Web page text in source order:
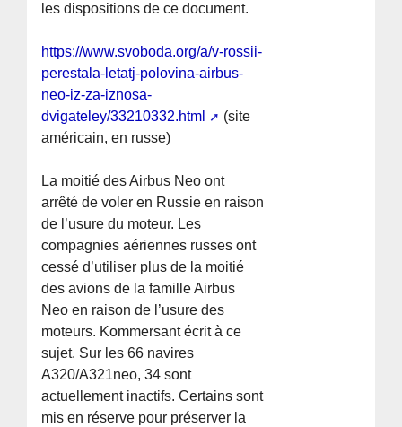
les dispositions de ce document.
https://www.svoboda.org/a/v-rossii-
perestala-letatj-polovina-airbus-
neo-iz-za-iznosa-
dvigateley/33210332.html
(site
américain, en russe)
La moitié des Airbus Neo ont
arrêté de voler en Russie en raison
de l’usure du moteur. Les
compagnies aériennes russes ont
cessé d’utiliser plus de la moitié
des avions de la famille Airbus
Neo en raison de l’usure des
moteurs. Kommersant écrit à ce
sujet. Sur les 66 navires
A320/A321neo, 34 sont
actuellement inactifs. Certains sont
mis en réserve pour préserver la